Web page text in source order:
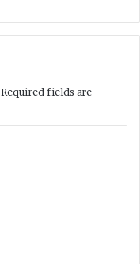
Required fields are